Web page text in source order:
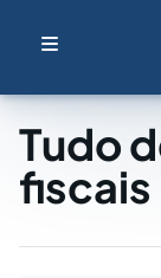
Tudo
fiscais